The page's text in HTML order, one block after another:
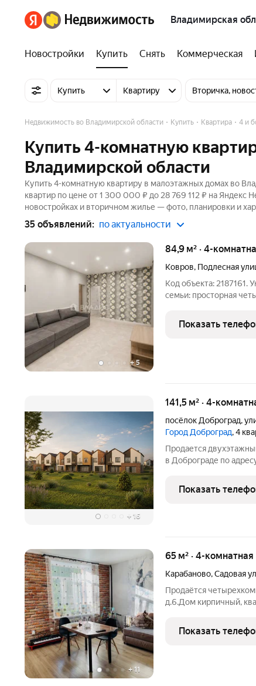
Владимирская
Новостройки Купить Снять Коммерческая
Купить Квартиру Вторичка,
Недвижимость во Владимирской области Купить Квартира 4 и
Купить 4-комнатную
Владимирской области
Купить 4-комнатную квартиру в малоэтажных домах во
квартир по цене от 1 300 000 ₽ до 28 769 112 ₽ на
новостройках и вторичном жилье — фото, планировки и
35 объявлений: по актуальности
+5
84,9 м² · 4-
Ковров, Подлесная
Код объекта: 2187161.
семьи: просторная
общей площадью 84,9
расположена на
Показать
+ 16
141,5 м² · 4-
посёлок Доброград,
Город Доброград, 4
Продается
в Доброграде по
парковочное место.
Показать
+ 11
65 м² · 4-
Карабаново,Садовая
Продаётся
д.6.Дом кирпичный,
Просторная кухня-
Показать